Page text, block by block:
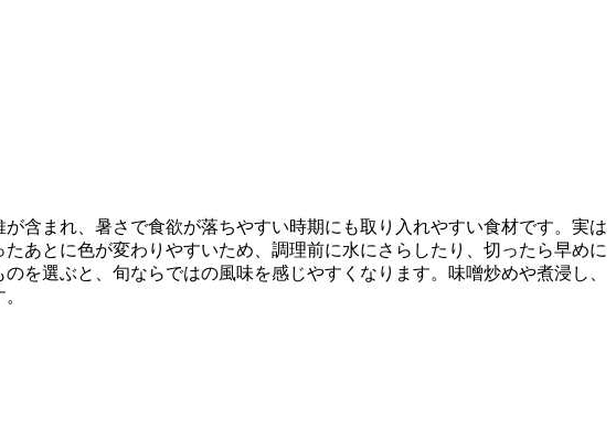
含まれ、暑さで食欲が落ちやすい時期にも取り入れやすい食材です。実は
あとに色が変わりやすいため、調理前に水にさらしたり、切ったら早めに
を選ぶと、旬ならではの風味を感じやすくなります。味噌炒めや煮浸し、